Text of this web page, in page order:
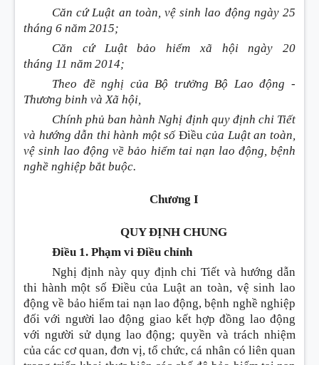
Căn cứ Luật an toàn, vệ sinh lao động ngày 25
tháng 6 năm 2015;
Căn cứ Luật bảo hiểm xã hội ngày 20
tháng 11 năm 2014;
Theo đề nghị của Bộ trưởng Bộ Lao động -
Thương binh và Xã hội,
Chính phủ ban hành Nghị định quy định chi Tiết
và hướng dẫn thi hành một số Điều của Luật an toàn,
vệ sinh lao động về bảo hiểm tai nạn lao động,bệnh
nghề nghiệp bắt buộc.
Chương I
QUY ĐỊNH CHUNG
Điều 1. Phạm vi Điều chỉnh
Nghị định này quy định chi Tiết và hướng dẫn
thi hành một số Điều của Luật an toàn, vệ sinh lao
động về bảo hiểm tai nạn lao động, bệnh nghề nghiệp
đối với người lao động giao kết hợp đồng lao động
với người sử dụng lao động; quyền và trách nhiệm
của các cơ quan, đơn vị, tổ chức, cá nhân có liên quan